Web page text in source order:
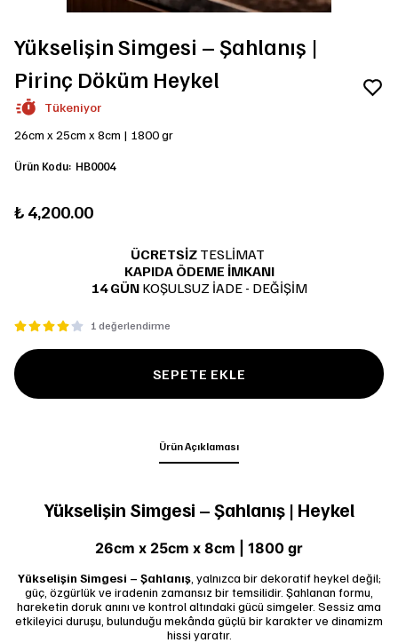
Yükselişin Simgesi – Şahlanış |
Pirinç Döküm Heykel
Tükeniyor
26cm x 25cm x 8cm | 1800 gr
Ürün Kodu: HB0004
₺ 4,200.00
ÜCRETSİZ TESLİMAT
KAPIDA ÖDEME İMKANI
14 GÜNKOŞULSUZ İADE - DEĞİŞİM
1 değerlendirme
SEPETE EKLE
Ürün Açıklaması
Yükselişin Simgesi – Şahlanış | Heykel
26cm x 25cm x 8cm | 1800 gr
Yükselişin Simgesi – Şahlanış, yalnızca bir dekoratif heykel değil;
güç, özgürlük ve iradenin zamansız bir temsilidir. Şahlanan formu,
hareketin doruk anını ve kontrol altındaki gücü simgeler. Sessiz ama
etkileyici duruşu, bulunduğu mekânda güçlü bir karakter ve dinamizm
hissi yaratır.